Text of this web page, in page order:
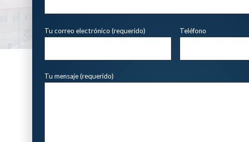
Tu correo electrónico (requerido) Teléfono
Tu mensaje (requerido)